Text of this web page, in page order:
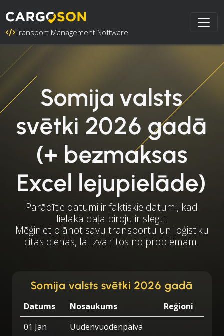
Transport Management Software
Somija valsts
svētki 2026 gadā
(+ bezmaksas
Excel lejupielāde)
Parādītie datumi ir faktiskie datumi, kad
lielākā daļa biroju ir slēgti.
Mēģiniet plānot savu transportu un loģistiku
citās dienās, lai izvairītos no problēmām.
Somija valsts svētki 2026 gadā
Datums Nosaukums
Reģioni
01 Jan
Uudenvuodenpäivä